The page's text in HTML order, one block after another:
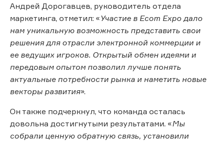
Андрей Дорогавцев, руководитель отдела
маркетинга, отметил: «Участие в Ecom Expo дало
нам уникальную возможность представить свои
решения для отрасли электронной коммерции и
ее ведущих игроков. Открытый обмен идеями и
передовым опытом позволил лучше понять
актуальные потребности рынка и наметить новые
векторы развития».
Он также подчеркнул, что команда осталась
довольна достигнутыми результатами. «Мы
собрали ценную обратную связь, установили